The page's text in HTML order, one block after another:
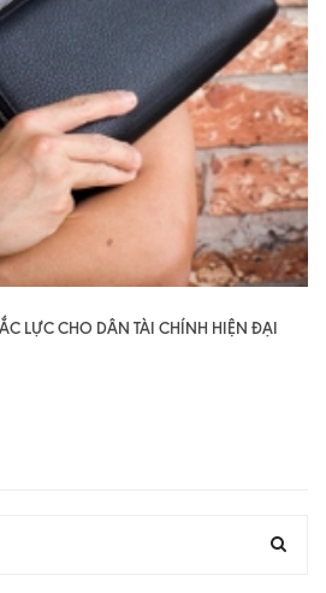
LỰC CHO DÂN TÀI CHÍNH HIỆN ĐẠI